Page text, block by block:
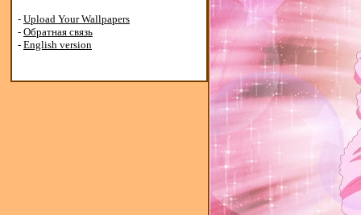
- Upload Your Wallpapers
- Обратная связь
- English version